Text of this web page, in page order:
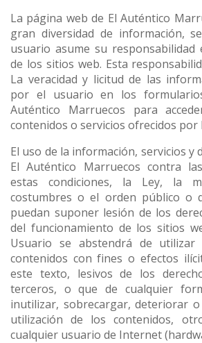
La página web de El Auténtico
gran diversidad de información,
usuario asume su
de los sitios web. Esta
La veracidad y licitud de las
por el usuario en los
Auténtico Marruecos para
contenidos o servicios ofrecidos por
El uso de la información, servicios y
El Auténtico Marruecos contra
estas condiciones, la Ley, la
costumbres o el orden público o
puedan suponer lesión de los
del funcionamiento de los sitios
Usuario se abstendrá de utilizar
contenidos con fines o efectos
este texto, lesivos de los
terceros, o que de cualquier
inutilizar, sobrecargar, deteriorar
utilización de los contenidos,
cualquier usuario de Internet